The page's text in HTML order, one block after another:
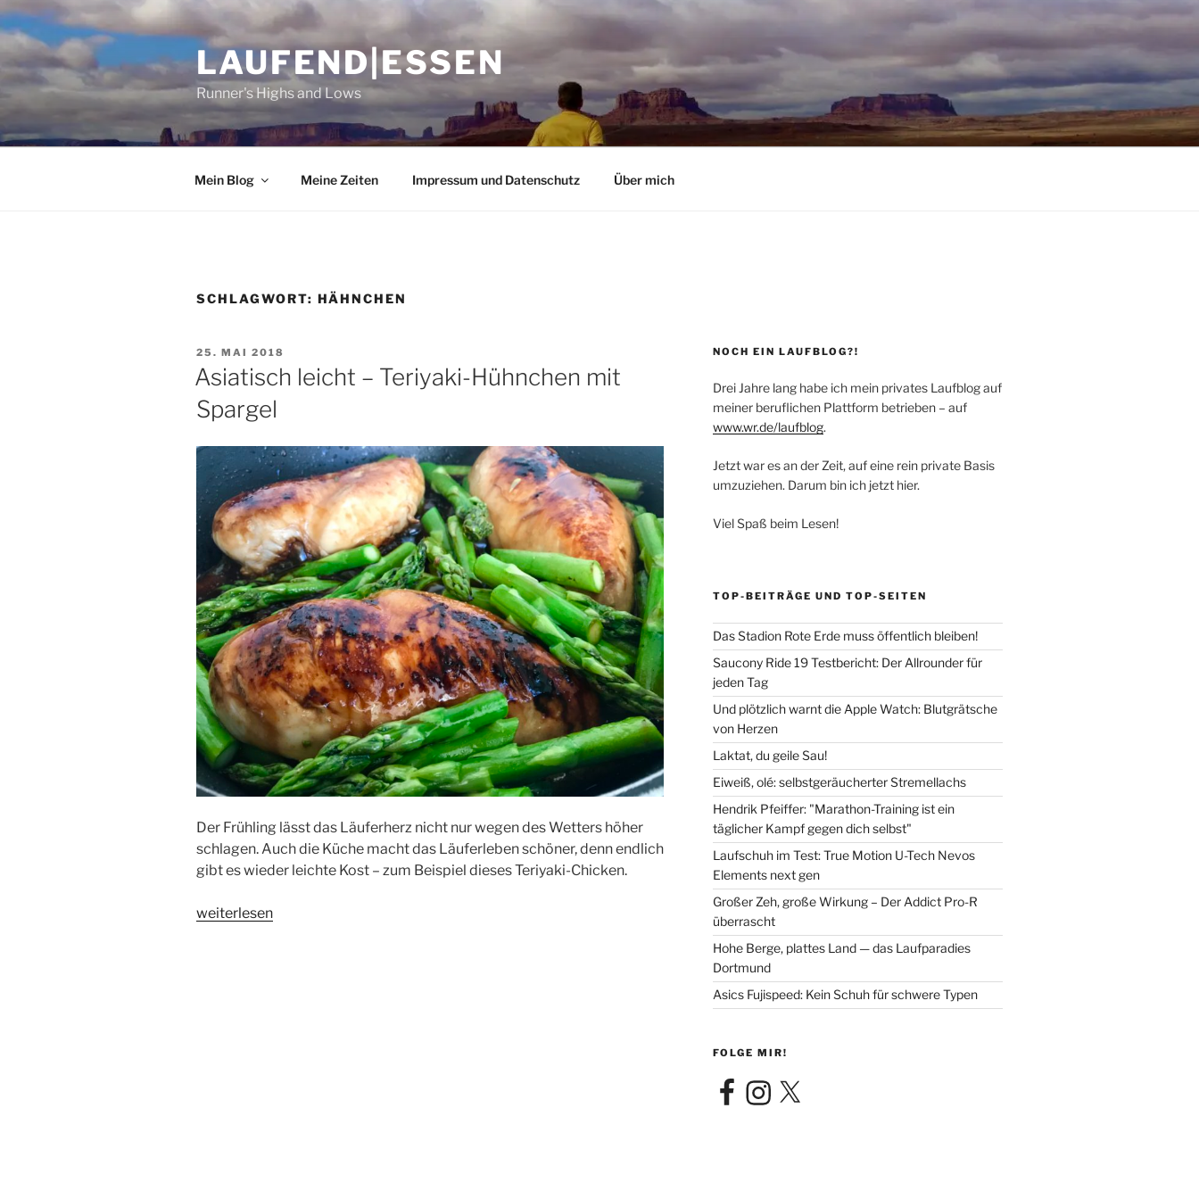
Zum
Inhalt
springen
LAUFEND|ESSEN
Runner's Highs and Lows
Mein Blog Meine Zeiten Impressum und Datenschutz Über mich
SCHLAGWORT: HÄHNCHEN
VERÖFFENTLICHT
AM
25. MAI 2018
Asiatisch leicht – Teriyaki-Hühnchen mit
Spargel
Der Frühling lässt das Läuferherz nicht nur wegen des Wetters höher
schlagen. Auch die Küche macht das Läuferleben schöner, denn endlich
gibt es wieder leichte Kost – zum Beispiel dieses Teriyaki-Chicken.
„Asiatisch
weiterlesen
NOCH EIN LAUFBLOG?!
Drei Jahre lang habe ich mein privates Laufblog auf
meiner beruflichen Plattform betrieben – auf
www.wr.de/laufblog.
Jetzt war es an der Zeit, auf eine rein private Basis
umzuziehen. Darum bin ich jetzt hier.
Viel Spaß beim Lesen!
TOP-BEITRÄGE UND TOP-SEITEN
Das Stadion Rote Erde muss öffentlich bleiben!
Saucony Ride 19 Testbericht: Der Allrounder für
jeden Tag
Und plötzlich warnt die Apple Watch: Blutgrätsche
von Herzen
Laktat, du geile Sau!
Eiweiß, olé: selbstgeräucherter Stremellachs
Hendrik Pfeiffer: "Marathon-Training ist ein
täglicher Kampf gegen dich selbst"
Laufschuh im Test: True Motion U-Tech Nevos
Elements next gen
Großer Zeh, große Wirkung – Der Addict Pro-R
überrascht
Hohe Berge, plattes Land — das Laufparadies
Dortmund
Asics Fujispeed: Kein Schuh für schwere Typen
FOLGE MIR!
FacebookInstagram
X